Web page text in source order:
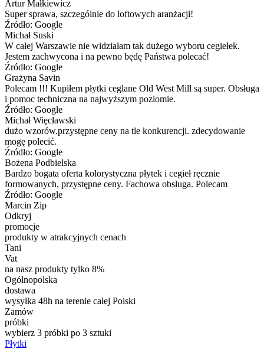
Artur Małkiewicz
Super sprawa, szczególnie do loftowych aranżacji!
Źródło: Google
Michał Suski
W całej Warszawie nie widziałam tak dużego wyboru cegiełek.
Jestem zachwycona i na pewno będę Państwa polecać!
Źródło: Google
Grażyna Savin
Polecam !!! Kupiłem płytki ceglane Old West Mill są super. Obsługa
i pomoc techniczna na najwyższym poziomie.
Źródło: Google
Michał Więcławski
dużo wzorów.przystępne ceny na tle konkurencji. zdecydowanie
mogę polecić.
Źródło: Google
Bożena Podbielska
Bardzo bogata oferta kolorystyczna płytek i cegieł ręcznie
formowanych, przystępne ceny. Fachowa obsługa. Polecam
Źródło: Google
Marcin Zip
Odkryj
promocje
produkty w atrakcyjnych cenach
Tani
Vat
na nasz produkty tylko 8%
Ogólnopolska
dostawa
wysyłka 48h na terenie całej Polski
Zamów
próbki
wybierz 3 próbki po 3 sztuki
Płytki